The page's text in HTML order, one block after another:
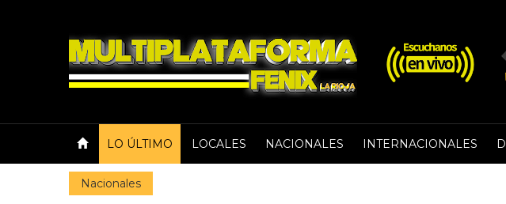
LO ÚLTIMO LOCALES NACIONALES INTERNACIONALES
Nacionales